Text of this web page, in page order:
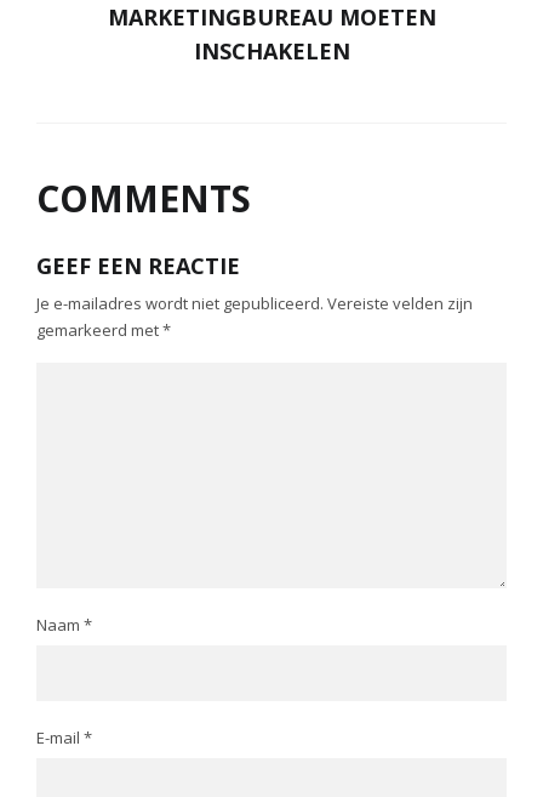
MARKETINGBUREAU MOETEN
INSCHAKELEN
COMMENTS
GEEF EEN REACTIE
Je e-mailadres wordt niet gepubliceerd. Vereiste velden zijn
gemarkeerd met*
Naam *
E-mail *